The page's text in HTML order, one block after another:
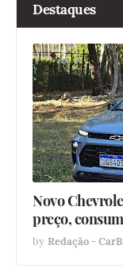
Destaques
Novo
preço,
by Redação -